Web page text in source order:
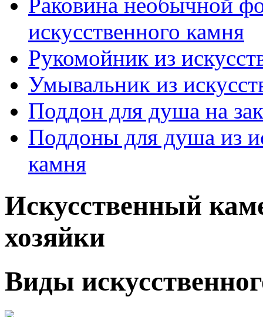
Раковина необычной
искусственного камня
Рукомойник из
Умывальник из
Поддон для душа на
Поддоны для душа из
камня
Искусственный
хозяйки
Виды